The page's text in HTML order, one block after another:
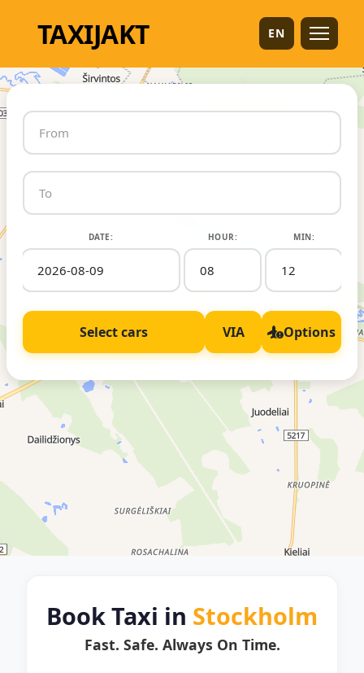
TAXIJAKT EN
DATE: HOUR: MIN:
Select cars VIA Options
Book Taxi in Stockholm
Fast. Safe. Always On Time.